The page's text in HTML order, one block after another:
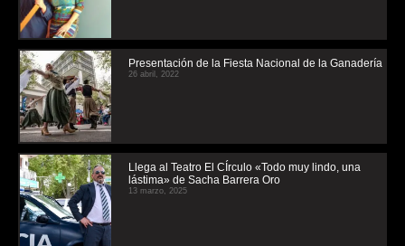
Presentación de la Fiesta Nacional de la Ganadería
26 abril, 2022
Llega al Teatro El CÍrculo «Todo muy lindo, una
lástima» de Sacha Barrera Oro
13 marzo, 2025